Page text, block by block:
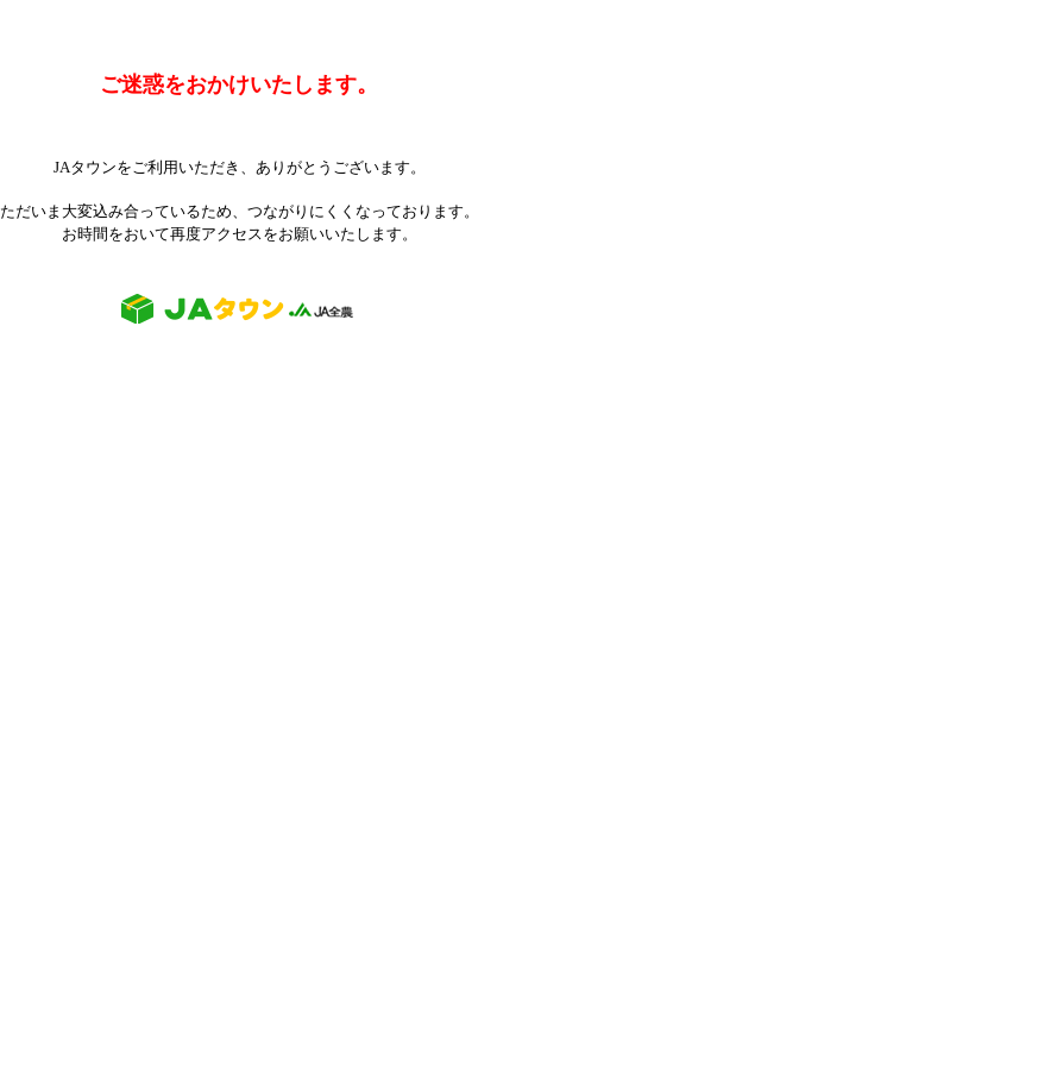
ご迷惑をおかけいたします。
JAタウンをご利用いただき、ありがとうございます。
ただいま大変込み合っているため、つながりにくくなっております。
お時間をおいて再度アクセスをお願いいたします。